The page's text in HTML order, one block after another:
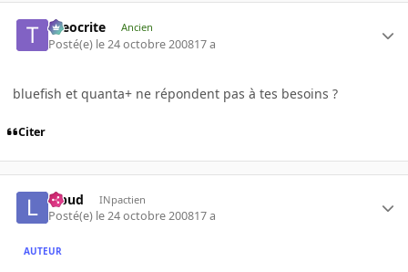
theocrite Ancien
Posté(e) le 24 octobre 200817 a
bluefish et quanta+ ne répondent pas à tes besoins ?
Citer
lebud INpactien
Posté(e) le 24 octobre 200817 a
AUTEUR